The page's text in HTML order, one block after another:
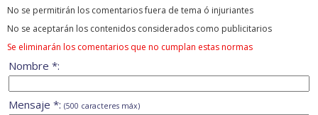
No se permitirán los comentarios fuera de tema ó injuriantes
No se aceptarán los contenidos considerados como publicitarios
Se eliminarán los comentarios que no cumplan estas normas
Nombre *:
Mensaje *: (500 caracteres máx)